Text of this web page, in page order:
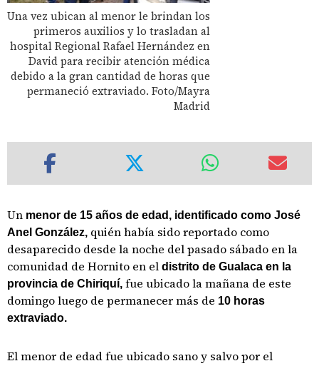
Una vez ubican al menor le brindan los
primeros auxilios y lo trasladan al
hospital Regional Rafael Hernández en
David para recibir atención médica
debido a la gran cantidad de horas que
permaneció extraviado. Foto/Mayra
Madrid
Un menor de 15 años de edad, identificado como José
Anel González, quién había sido reportado como
desaparecido desde la noche del pasado sábado en la
comunidad de Hornito en el distrito de Gualaca en la
provincia de Chiriquí, fue ubicado la mañana de este
domingo luego de permanecer más de 10 horas
extraviado.
El menor de edad fue ubicado sano y salvo por el